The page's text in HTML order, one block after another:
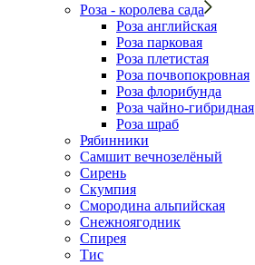
Роза - королева сада
Роза английская
Роза парковая
Роза плетистая
Роза почвопокровная
Роза флорибунда
Роза чайно-гибридная
Роза шраб
Рябинники
Самшит вечнозелёный
Сирень
Скумпия
Смородина альпийская
Снежноягодник
Спирея
Тис